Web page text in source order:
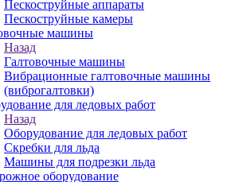
Пескоструйные аппараты
Пескоструйные камеры
машины
Назад
Галтовочные машины
Вибрационные галтовочные машины
(виброгалтовки)
для ледовых работ
Назад
Оборудование для ледовых работ
Скребки для льда
Машины для подрезки льда
оборудование